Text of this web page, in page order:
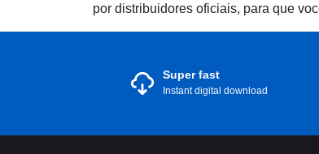
por distribuidores oficiais, para que
Super fast
Instant digital download